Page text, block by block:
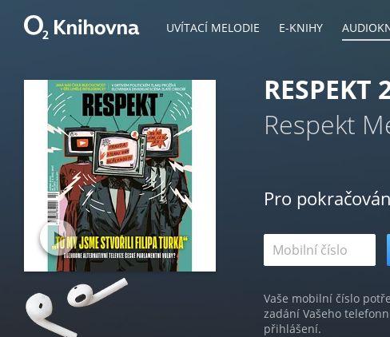
UVÍTACÍ MELODIE E-KNIHY
RESPEKT
Respekt
Pro
Vaše mobilní číslo
zadání Vašeho
přihlášení.